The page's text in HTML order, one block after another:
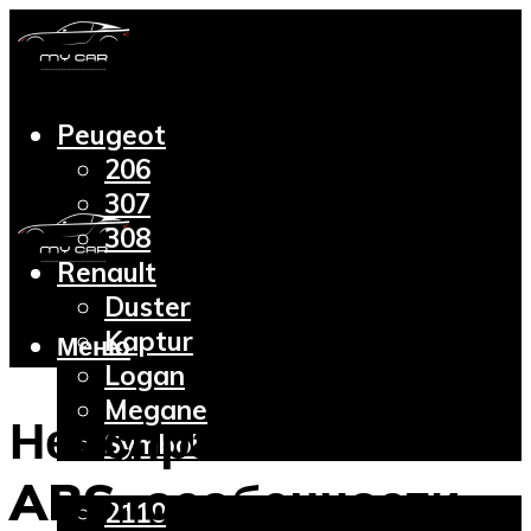
Peugeot
206
307
308
Renault
Duster
Kaptur
Logan
Megane
Symbol
Lada
2110
Меню
Неисправности
ABS: особенности